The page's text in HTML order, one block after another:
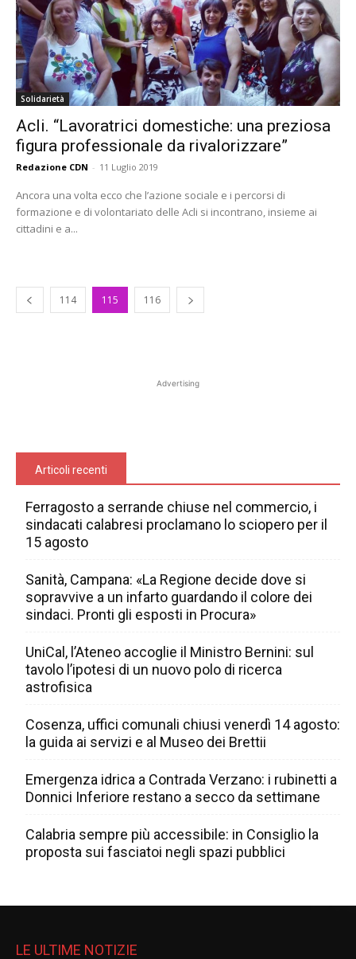
Solidarietà
Acli. “Lavoratrici domestiche: una preziosa
figura professionale da rivalorizzare”
Redazione CDN - 11 Luglio 2019
Ancora una volta ecco che l’azione sociale e i percorsi di
formazione e di volontariato delle Acli si incontrano, insieme ai
cittadini e a...
114 115 116
Advertising
Articoli recenti
Ferragosto a serrande chiuse nel commercio, i
sindacati calabresi proclamano lo sciopero per il
15 agosto
Sanità, Campana: «La Regione decide dove si
sopravvive a un infarto guardando il colore dei
sindaci. Pronti gli esposti in Procura»
UniCal, l’Ateneo accoglie il Ministro Bernini: sul
tavolo l’ipotesi di un nuovo polo di ricerca
astrofisica
Cosenza, uffici comunali chiusi venerdì 14 agosto:
la guida ai servizi e al Museo dei Brettii
Emergenza idrica a Contrada Verzano: i rubinetti a
Donnici Inferiore restano a secco da settimane
Calabria sempre più accessibile: in Consiglio la
proposta sui fasciatoi negli spazi pubblici
LE ULTIME NOTIZIE